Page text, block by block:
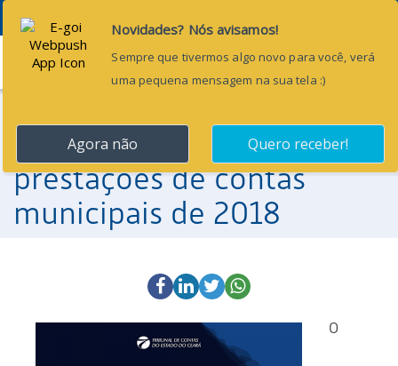
Menu
TCE/CE aprova regras para
prestações de contas
municipais de 2018
O